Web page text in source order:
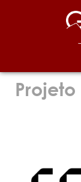
Fundação
Projeto